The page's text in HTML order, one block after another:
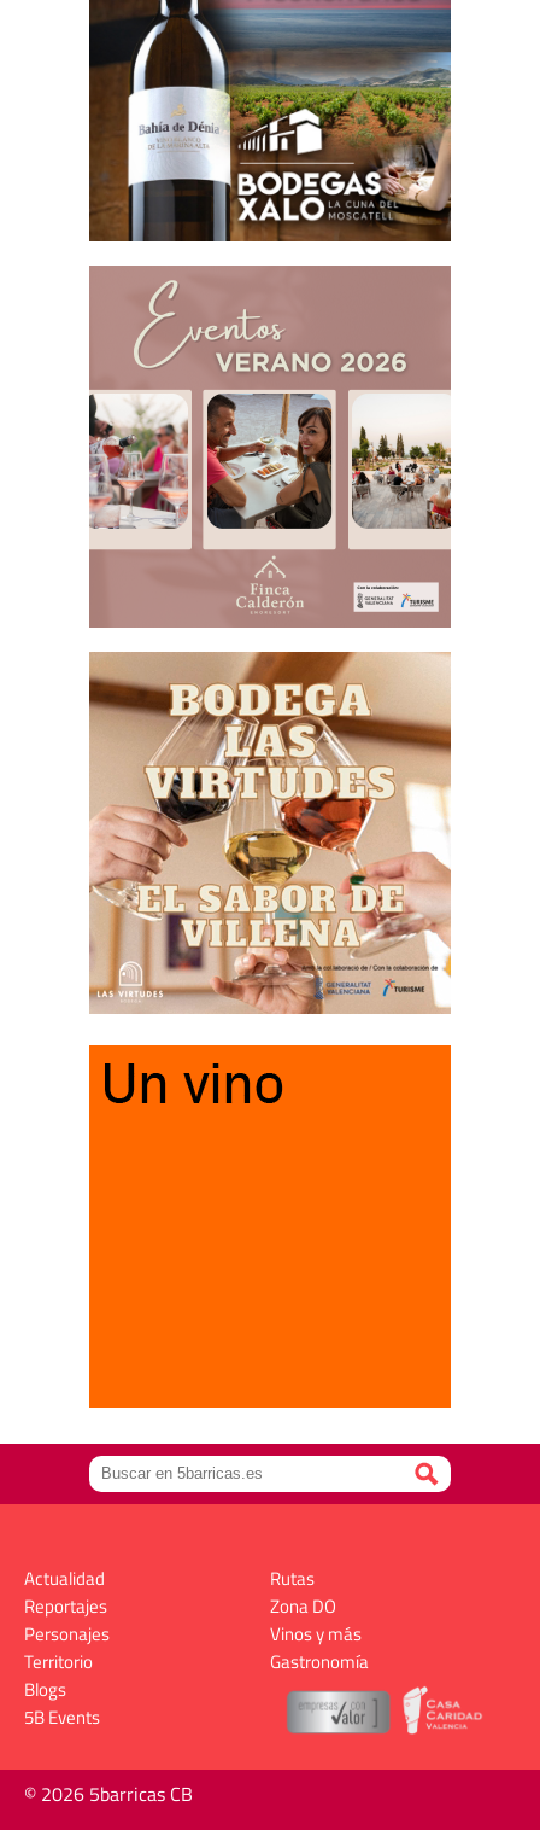
Actualidad
Reportajes
Personajes
Territorio
Rutas
Zona DO
Vinos y más
Gastronomía
Blogs
5B Events
© 2026 5barricas CB